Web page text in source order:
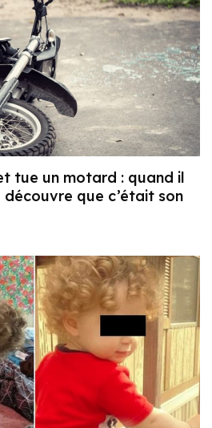
tue un motard : quand il
découvre que c’était son